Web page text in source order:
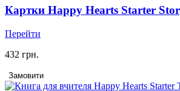
Картки Happy Hearts Starter
Перейти
432 грн.
Замовити